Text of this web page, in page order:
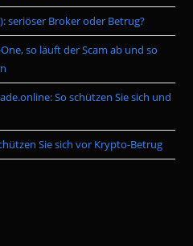
seriöser Broker oder Betrug?
so läuft der Scam ab und so
So schützen Sie sich und
Sie sich vor Krypto-Betrug